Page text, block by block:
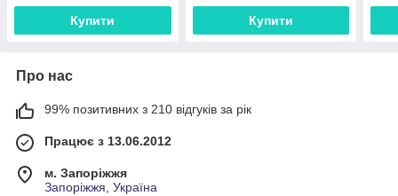
Купити Купити
Про нас
99% позитивних з 210 відгуків за рік
Працює з 13.06.2012
м. Запоріжжя
Запоріжжя, Україна